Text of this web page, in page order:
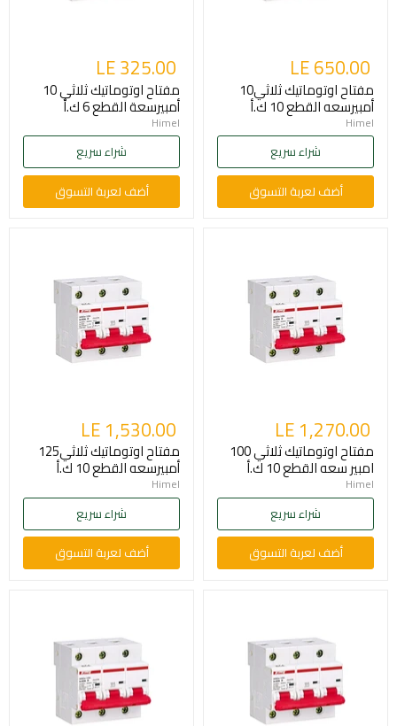
LE 650.00
مفتاح اوتوماتيك ثلاثي10
أمبيرسعه القطع 10 ك.أ
Himel
شراء سريع
أضف لعربة التسوق
LE 325.00
مفتاح اوتوماتيك ثلاثي 10
أمبيرسعة القطع 6 ك.أ
Himel
شراء سريع
أضف لعربة التسوق
LE 1,270.00
مفتاح اوتوماتيك ثلاثي 100
امبير سعه القطع 10 ك.أ
Himel
شراء سريع
أضف لعربة التسوق
LE 1,530.00
مفتاح اوتوماتيك ثلاثي125
أمبيرسعه القطع 10 ك.أ
Himel
شراء سريع
أضف لعربة التسوق